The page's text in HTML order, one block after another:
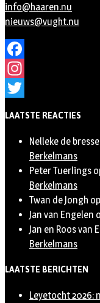
info@haaren.nu
nieuws@vught.nu
Facebook
Instagram
LAATSTE REACTIES
Nelleke de
Berkelmans
Peter Tuerlings
Berkelmans
Twan de Jongh op
Jan van Engelen
Jan en Roos van
Berkelmans
LAATSTE BERICHTEN
Leyetocht 2026: